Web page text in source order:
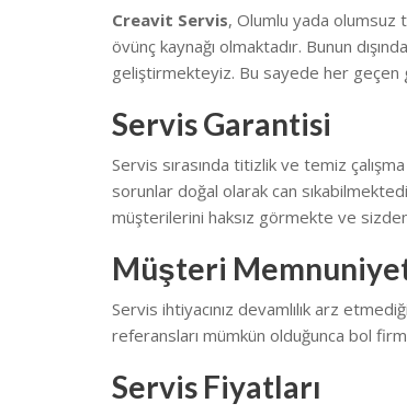
Creavit Servis, Olumlu yada olumsuz
övünç kaynağı olmaktadır. Bunun
geliştirmekteyiz. Bu sayede her geçen
Servis Garantisi
Servis sırasında titizlik ve temiz
sorunlar doğal olarak can
müşterilerini haksız görmekte ve
Müşteri
Servis ihtiyacınız devamlılık arz
referansları mümkün olduğunca bol
Servis Fiyatları